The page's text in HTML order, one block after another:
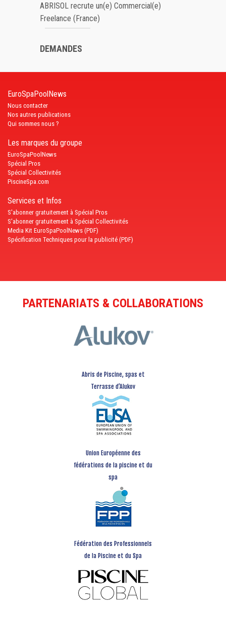
ABRISOL recrute un(e) Commercial(e)
Freelance (France)
DEMANDES
EuroSpaPoolNews
Nous contacter
Nos autres publications
Qui sommes nous ?
Les marques du groupe
EuroSpaPoolNews
Spécial Pros
Spécial Collectivités
PiscineSpa.com
Services et Infos
S'abonner gratuitement à Spécial Pros
S'abonner gratuitement à Spécial Collectivités
Media Kit EuroSpaPoolNews (PDF)
Spécification Techniques pour la publicité (PDF)
PARTENARIATS & COLLABORATIONS
Abris de Piscine, spas et
Terrasse d’Alukov
Union Européenne des
fédérations de la piscine et du
spa
Fédération des Professionnels
de la Piscine et du Spa